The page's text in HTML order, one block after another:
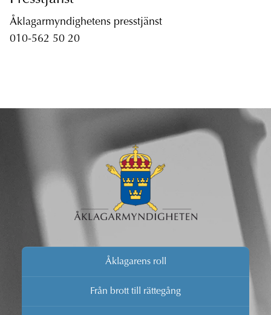
Åklagarmyndighetens presstjänst
010-562 50 20
Åklagarens roll
Från brott till rättegång